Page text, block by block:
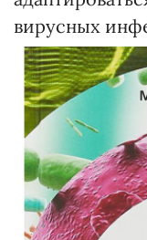
вирусных